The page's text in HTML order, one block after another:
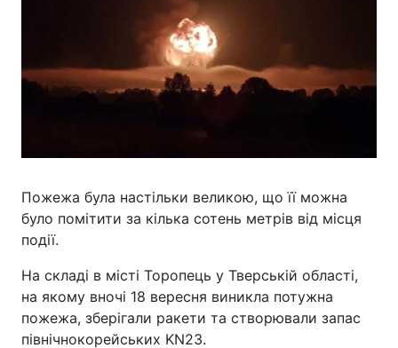
Пожежа була настільки великою, що її можна
було помітити за кілька сотень метрів від місця
події.
На складі в місті Торопець у Тверській області,
на якому вночі 18 вересня виникла потужна
пожежа, зберігали ракети та створювали запас
північнокорейських KN23.